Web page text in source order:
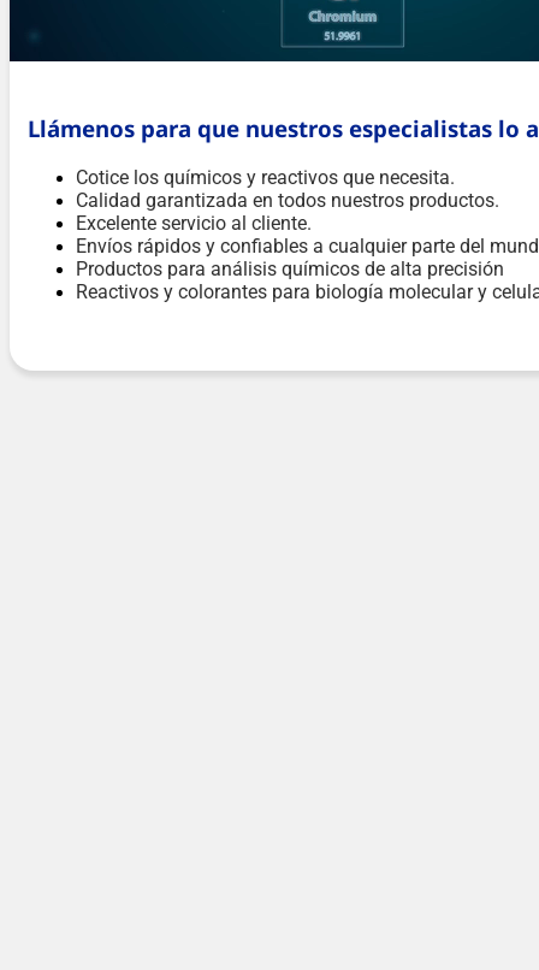
Llámenos para que nuestros especialistas lo
Cotice los químicos y reactivos que necesita.
Calidad garantizada en todos nuestros productos.
Excelente servicio al cliente.
Envíos rápidos y confiables a cualquier parte del
Productos para análisis químicos de alta precisión
Reactivos y colorantes para biología molecular y